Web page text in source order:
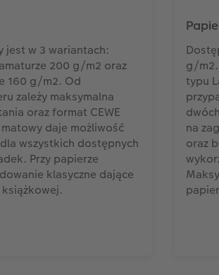
jest w 3 wariantach:
200 g/m2 oraz
160 g/m2. Od
zależy maksymalna
oraz format CEWE
daje możliwość
wszystkich dostępnych
Przy papierze
klasyczne dające
g/
typu
na
oraz